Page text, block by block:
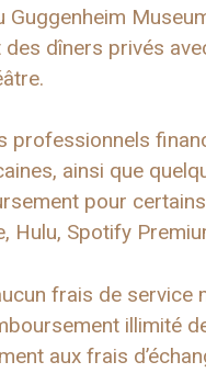
Guggenheim
dîners privés
professionnels
ainsi que
pour
Hulu, Spotify
frais de service
illimité
aux frais